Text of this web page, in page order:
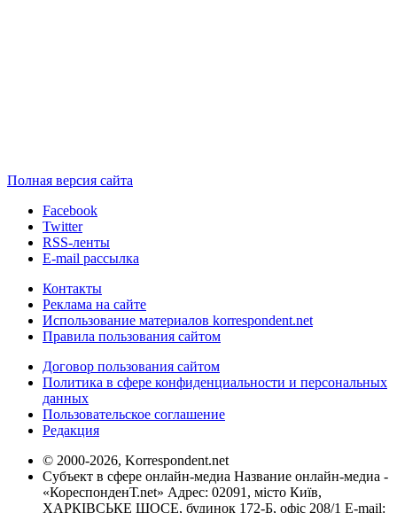
Полная версия сайта
Facebook
Twitter
RSS-ленты
E-mail рассылка
Контакты
Реклама на сайте
Использование материалов korrespondent.net
Правила пользования сайтом
Договор пользования сайтом
Политика в сфере конфиденциальности и персональных
данных
Пользовательское соглашение
Редакция
© 2000-2026, Korrespondent.net
Субъект в сфере онлайн-медиа Название онлайн-медиа -
«КореспонденТ.net» Адрес: 02091, місто Київ,
ХАРКІВСЬКЕ ШОСЕ, будинок 172-Б, офіс 208/1 E-mail: